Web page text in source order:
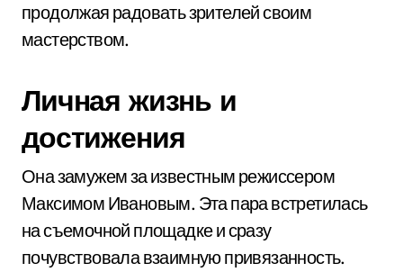
продолжая радовать зрителей своим
мастерством.
Личная жизнь и
достижения
Она замужем за известным режиссером
Максимом Ивановым. Эта пара встретилась
на съемочной площадке и сразу
почувствовала взаимную привязанность.